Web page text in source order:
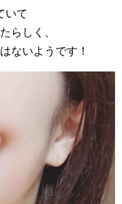
いて
らしく、
ないようです！